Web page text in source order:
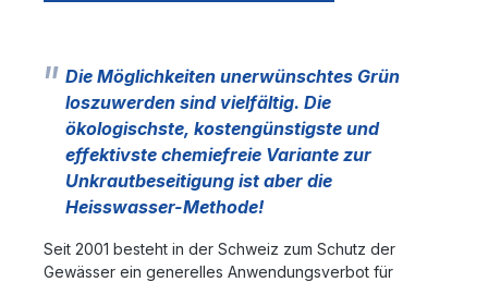
Die Möglichkeiten unerwünschtes Grün
loszuwerden sind vielfältig. Die
ökologischste, kostengünstigste und
effektivste chemiefreie Variante zur
Unkrautbeseitigung ist aber die
Heisswasser-Methode!
Seit 2001 besteht in der Schweiz zum Schutz der
Gewässer ein generelles Anwendungsverbot für